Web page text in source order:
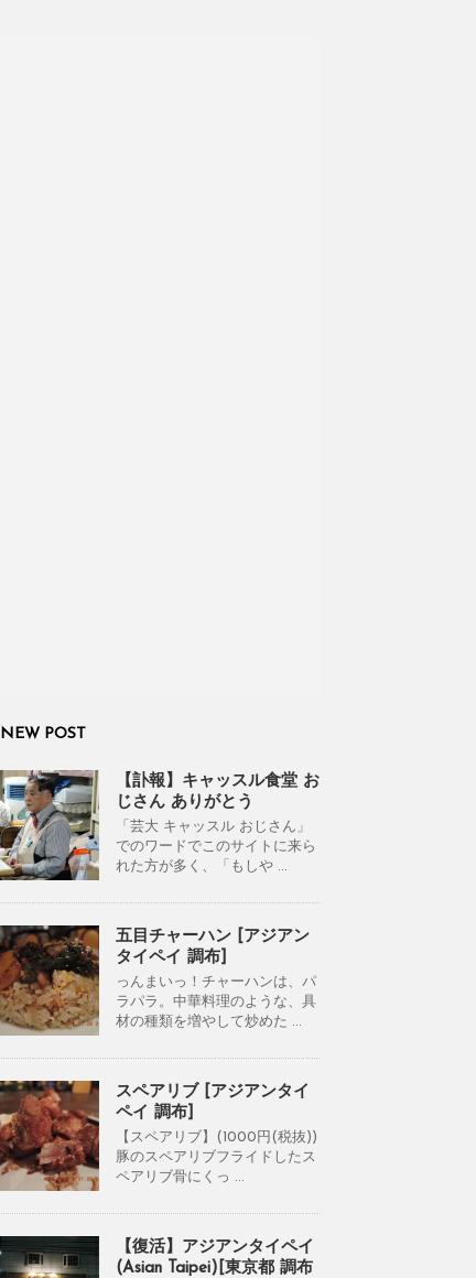
NEW POST
【訃報】キャッスル食堂 お
じさん ありがとう
「芸大 キャッスル おじさん」
でのワードでこのサイトに来ら
れた方が多く、「もしや ...
五目チャーハン [アジアン
タイペイ 調布]
っんまいっ！チャーハンは、パ
ラパラ。中華料理のような、具
材の種類を増やして炒めた ...
スペアリブ [アジアンタイ
ペイ 調布]
【スペアリブ】(1000円(税抜))
豚のスペアリブフライドしたス
ペアリブ骨にくっ ...
【復活】アジアンタイペイ
(Asian Taipei)[東京都 調布